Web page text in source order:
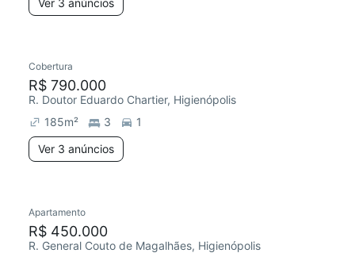
Ver 3 anúncios
Cobertura
R$ 790.000
R. Doutor Eduardo Chartier, Higienópolis
185m² 3
1
Ver 3 anúncios
Apartamento
R$ 450.000
R. General Couto de Magalhães, Higienópolis